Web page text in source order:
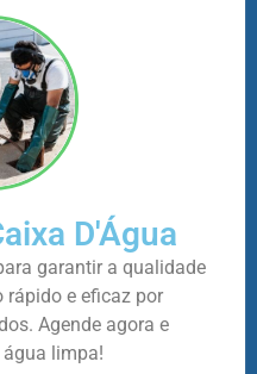
D'Água
garantir a qualidade
rápido e eficaz por
Agende agora e
limpa!